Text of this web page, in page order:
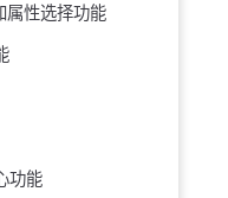
属性选择功能
功能